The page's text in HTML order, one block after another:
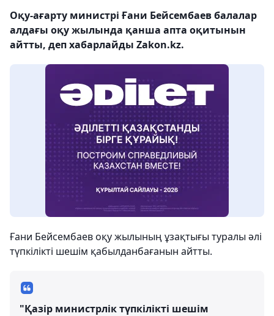
Оқу-ағарту министрі Ғани Бейсембаев балалар
алдағы оқу жылында қанша апта оқитынын
айтты, деп хабарлайды Zakon.kz.
Ғани Бейсембаев оқу жылының ұзақтығы туралы әлі
түпкілікті шешім қабылданбағанын айтты.
"Қазір министрлік түпкілікті шешім